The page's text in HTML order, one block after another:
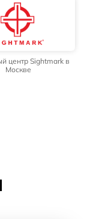
центр Sightmark в
Москве